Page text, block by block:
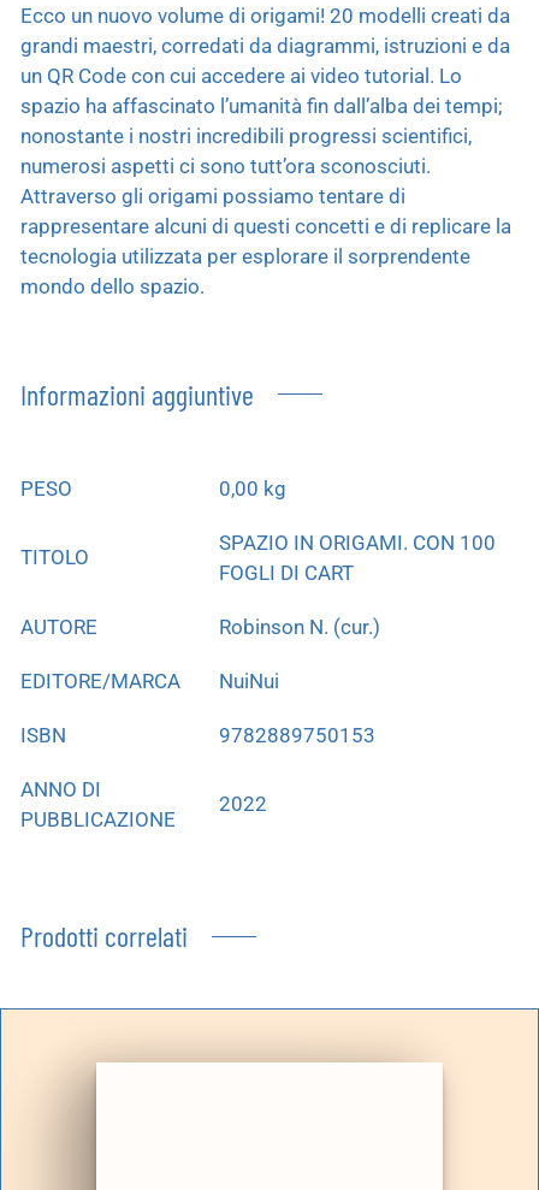
Ecco un nuovo volume di origami! 20 modelli creati da
grandi maestri, corredati da diagrammi, istruzioni e da
un QR Code con cui accedere ai video tutorial. Lo
spazio ha affascinato l’umanità fin dall’alba dei tempi;
nonostante i nostri incredibili progressi scientifici,
numerosi aspetti ci sono tutt’ora sconosciuti.
Attraverso gli origami possiamo tentare di
rappresentare alcuni di questi concetti e di replicare la
tecnologia utilizzata per esplorare il sorprendente
mondo dello spazio.
Informazioni aggiuntive
PESO 0,00 kg
TITOLO
SPAZIO IN ORIGAMI. CON 100
FOGLI DI CART
AUTORE Robinson N. (cur.)
EDITORE/MARCA NuiNui
ISBN 9782889750153
ANNO DI
PUBBLICAZIONE
2022
Prodotti correlati